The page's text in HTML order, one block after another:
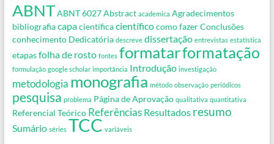
ABNTABNT 6027Abstract academica Agradecimentos
bibliografiacapacientíficacientíficocomo fazerConclusões
conhecimento Dedicatória descreve dissertação entrevistas estatística
etapasfolha de rosto fontes formatarformatação
formulação google scholar importância Introdução investigação
metodologia monografia método observação periódicos
pesquisa problema Página de Aprovação qualitativa quantitativa
Referencial Teórico Referências Resultados resumo
Sumário séries TCC variáveis